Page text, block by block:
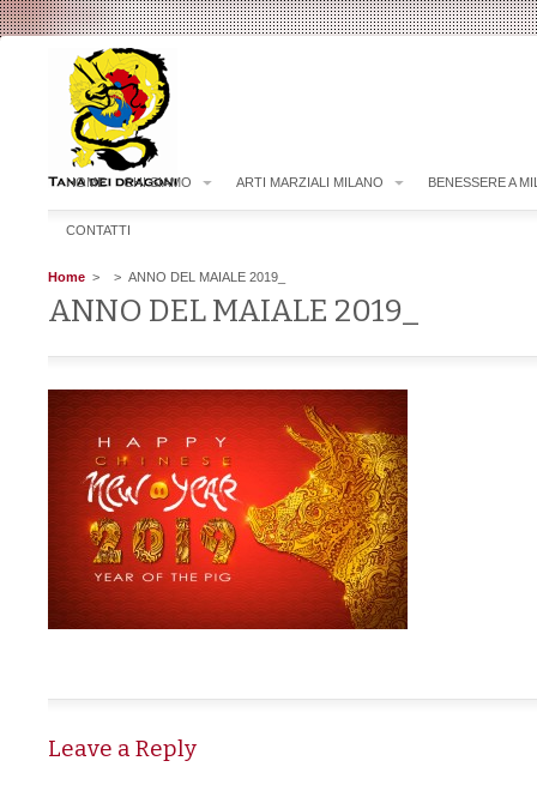
HOME CHI SIAMO ARTI MARZIALI MILANO BENESSERE A
CONTATTI
Home > > ANNO DEL MAIALE 2019_
ANNO DEL MAIALE 2019_
Leave a Reply